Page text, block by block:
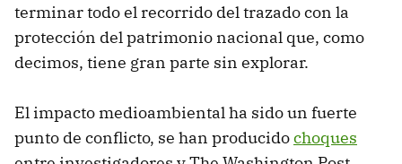
terminar todo el recorrido del trazado con la
protección del patrimonio nacional que, como
decimos, tiene gran parte sin explorar.
El impacto medioambiental ha sido un fuerte
punto de conflicto, se han producidochoques